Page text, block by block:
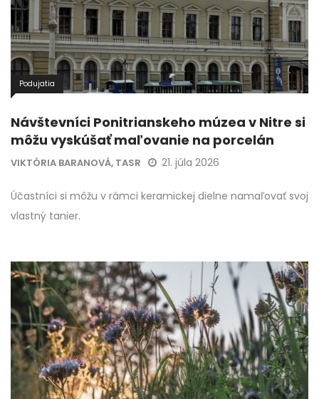
Podujatia
Návštevníci Ponitrianskeho múzea v Nitre si
môžu vyskúšať maľovanie na porcelán
VIKTÓRIA BARANOVÁ, TASR 21. júla 2026
Účastníci si môžu v rámci keramickej dielne namaľovať svoj
vlastný tanier.